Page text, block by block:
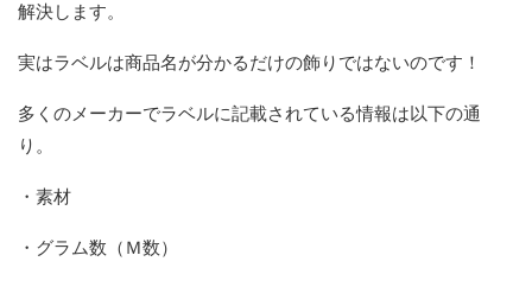
解決します。
実はラベルは商品名が分かるだけの飾りではないのです！
多くのメーカーでラベルに記載されている情報は以下の通
り。
・素材
・グラム数（Ｍ数）